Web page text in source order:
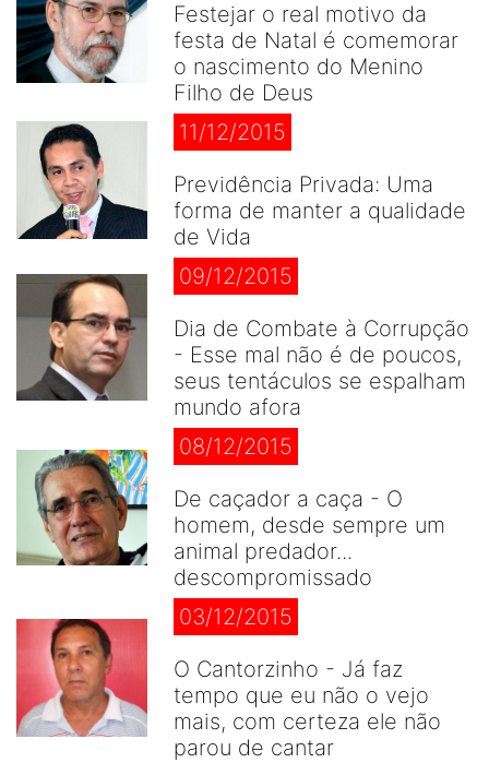
Festejar o real motivo da
festa de Natal é comemorar
o nascimento do Menino
Filho de Deus
11/12/2015
Previdência Privada: Uma
forma de manter a qualidade
de Vida
09/12/2015
Dia de Combate à Corrupção
- Esse mal não é de poucos,
seus tentáculos se espalham
mundo afora
08/12/2015
De caçador a caça - O
homem, desde sempre um
animal predador...
descompromissado
03/12/2015
O Cantorzinho - Já faz
tempo que eu não o vejo
mais, com certeza ele não
parou de cantar